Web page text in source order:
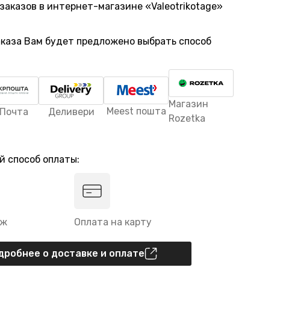
в интернет-магазине «Valeotrikotage»
Вам будет предложено выбрать способ
Деливери Meest пошта
Магазин
Rozetka
способ оплаты:
Оплата на карту
о доставке и оплате